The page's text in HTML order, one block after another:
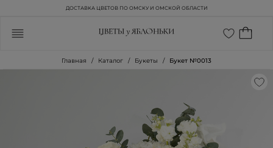
ДОСТАВКА ЦВЕТОВ ПО ОМСКУ И ОМСКОЙ ОБЛАСТИ
Главная Каталог Букеты Букет №0013